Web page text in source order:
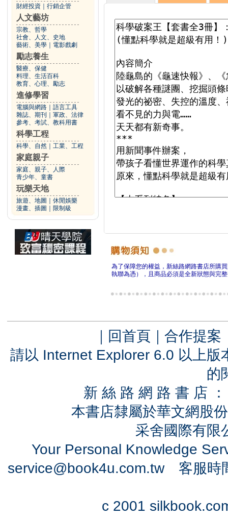
財經投資 行銷企管
人文藝坊
宗教、哲學
社會、人文、史地
藝術、美學
電影戲劇
勵志養生
醫療、保健
料理、生活百科
教育、心理、勵志
進修學習
電腦與網路
語言工具
雜誌、期刊
軍政、法律
參考、考試、教科用書
科學工程
科學、自然 工業、工程
家庭親子
家庭、親子、人際
青少年、童書
玩樂天地
旅遊、地圖
休閒娛樂
漫畫、插圖
限制級
為了保障您的權益，新絲路網路書店所購
執聯為憑），且商品必須是全新狀態與完
｜ 回首頁 ｜ 合作提案
請以 Internet Explorer 6.0 以上
的
新 絲 路 網 路 書 店
本書店隸屬於華文網股
采舍國際有
Your Personal Knowledge
service@book4u.com.tw客服時
c 2001